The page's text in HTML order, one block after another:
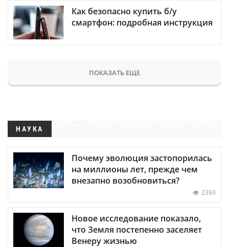
Как безопасно купить б/у
смартфон: подробная инструкция
ПОКАЗАТЬ ЕЩЕ
НАУКА
Почему эволюция застопорилась
на миллионы лет, прежде чем
внезапно возобновиться?
2393
Новое исследование показало,
что Земля постепенно заселяет
Венеру жизнью